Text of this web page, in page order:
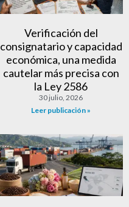
Verificación del
consignatario y capacidad
económica, una medida
cautelar más precisa con
la Ley 2586
30 julio, 2026
Leer publicación »